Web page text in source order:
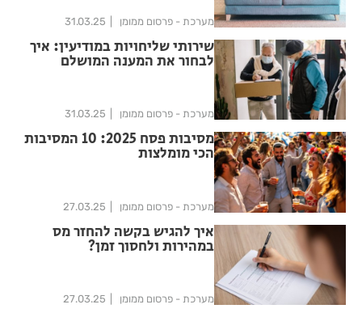
מערכת - פרסום ממומן 31.03.25
שירותי שליחויות במודיעין: איך
לבחור את המענה המושלם
מערכת - פרסום ממומן 31.03.25
מסיבות פסח 2025: 10 המסיבות
הכי מומלצות
מערכת - פרסום ממומן 27.03.25
איך להגיש בקשה להחזר מס
במהירות ולחסוך זמן?
מערכת - פרסום ממומן 27.03.25